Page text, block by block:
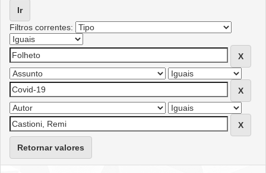
Filtros correntes:
Retornar valores